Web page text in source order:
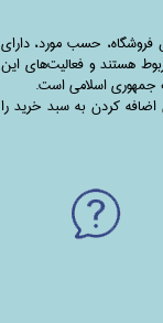
فروشگاه، حسب مورد،‌ دارای
هستند ‌و‌‌ فعالیت‌های این
جمهوری اسلامی است.
کردن به سبد خرید را